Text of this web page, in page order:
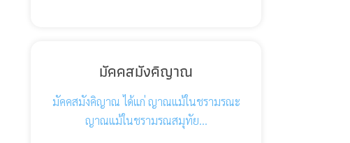
มัคคสมังคิญาณ
มัคคสมังคิญาณ ได้แก่ ญาณแม้ในชรามรณะ
ญาณแม้ในชรามรณสมุทัย…